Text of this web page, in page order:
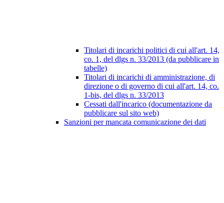
Titolari di incarichi politici di cui all'art. 14,
co. 1, del dlgs n. 33/2013 (da pubblicare in
tabelle)
Titolari di incarichi di amministrazione, di
direzione o di governo di cui all'art. 14, co.
1-bis, del dlgs n. 33/2013
Cessati dall'incarico (documentazione da
pubblicare sul sito web)
Sanzioni per mancata comunicazione dei dati